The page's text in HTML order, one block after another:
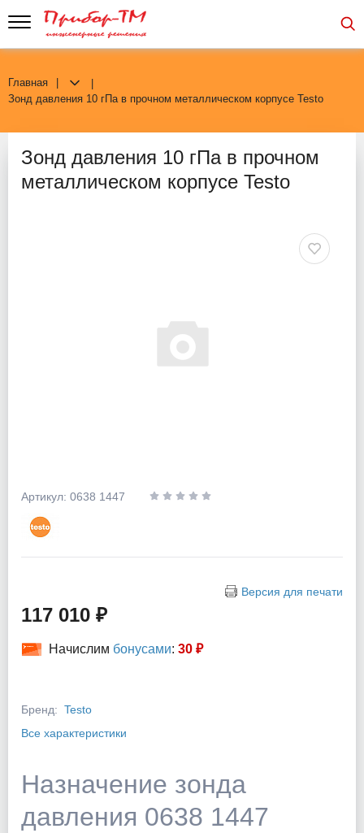
Главная
Зонд давления 10 гПа в прочном металлическом корпусе Testo
Зонд давления 10 гПа в прочном
металлическом корпусе Testo
Артикул: 0638 1447
Версия для печати
117 010 ₽
Начислим бонусами: 30 ₽
Бренд: Testo
Все характеристики
Назначение зонда
давления 0638 1447